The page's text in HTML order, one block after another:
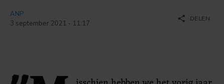
ANP
3 september 2021 - 11:17
share DELEN